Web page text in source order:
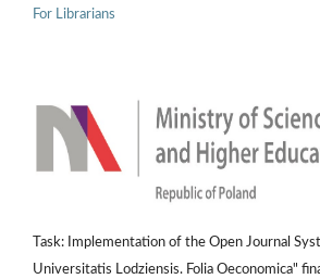
For Librarians
Task: Implementation of the Open Journal
Universitatis Lodziensis. Folia Oeconomica"